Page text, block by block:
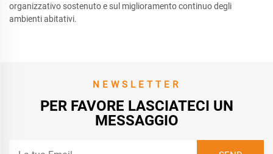
organizzativo sostenuto e sul miglioramento continuo degli
ambienti abitativi.
NEWSLETTER
PER FAVORE LASCIATECI UN
MESSAGGIO